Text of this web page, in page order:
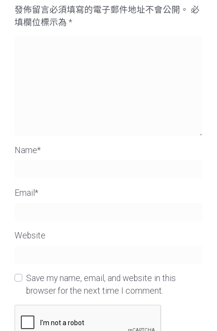
發佈留言必須填寫的電子郵件地址不會公開。 必
填欄位標示為 *
Name*
Email *
Website
Save my name, email, and website in this
browser for the next time I comment.